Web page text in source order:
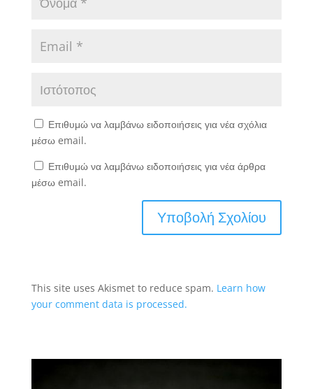
Επιθυμώ να λαμβάνω ειδοποιήσεις για νέα σχόλια
μέσω email.
Επιθυμώ να λαμβάνω ειδοποιήσεις για νέα άρθρα
μέσω email.
This site uses Akismet to reduce spam. Learn how
your comment data is processed.